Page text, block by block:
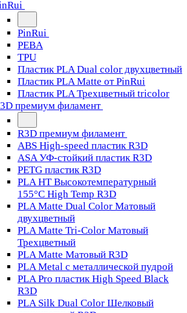
PinRui
PEBA
TPU
Пластик PLA Dual color двухцветный
Пластик PLA Matte от PinRui
Пластик PLA Трехцветный tricolor
премиум филамент
R3D премиум филамент
ABS High-speed пластик R3D
ASA УФ-стойкий пластик R3D
PETG пластик R3D
PLA HT Высокотемпературный
155°C High Temp R3D
PLA Matte Dual Color Матовый
двухцветный
PLA Matte Tri-Color Матовый
Трехцветный
PLA Matte Матовый R3D
PLA Metal с металлической пудрой
PLA Pro пластик High Speed Black
R3D
PLA Silk Dual Color Шелковый